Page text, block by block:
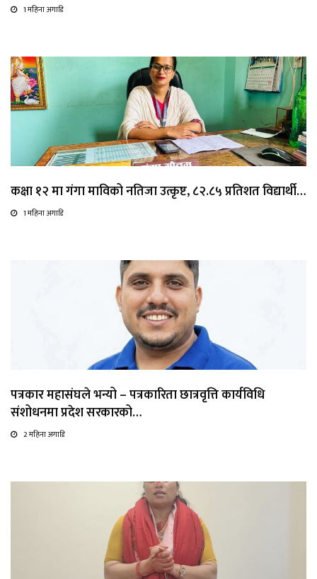
1 महिना अगाडि
कक्षा १२ मा गंगा माविको नतिजा उत्कृष्ट, ८२.८५ प्रतिशत विद्यार्थी…
1 महिना अगाडि
पत्रकार महासंघले भन्यो – पत्रकारिता छात्रवृत्ति कार्यविधि
संशोधनमा प्रदेश सरकारको…
2 महिना अगाडि